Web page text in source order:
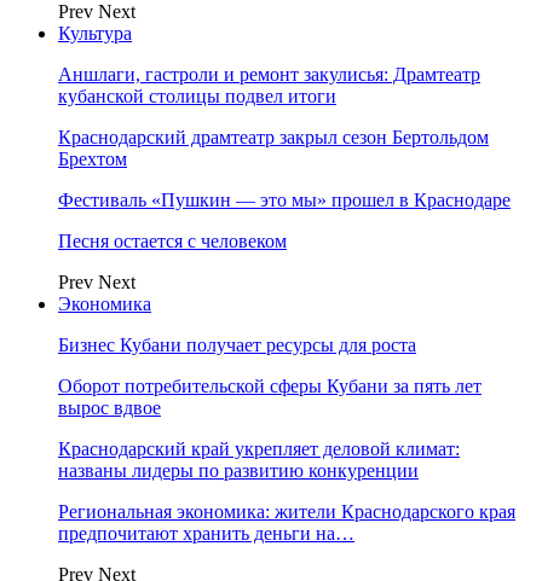
Prev Next
Культура
Аншлаги, гастроли и ремонт закулисья: Драмтеатр
кубанской столицы подвел итоги
Краснодарский драмтеатр закрыл сезон Бертольдом
Брехтом
Фестиваль «Пушкин — это мы» прошел в Краснодаре
Песня остается с человеком
Prev Next
Экономика
Бизнес Кубани получает ресурсы для роста
Оборот потребительской сферы Кубани за пять лет
вырос вдвое
Краснодарский край укрепляет деловой климат:
названы лидеры по развитию конкуренции
Региональная экономика: жители Краснодарского края
предпочитают хранить деньги на…
Prev Next